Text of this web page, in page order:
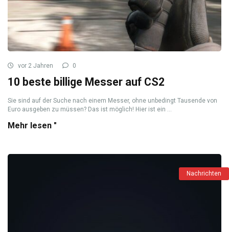
vor 2 Jahren 0
10 beste billige Messer auf CS2
Sie sind auf der Suche nach einem Messer, ohne unbedingt Tausende von
Euro ausgeben zu müssen? Das ist möglich! Hier ist ein ...
Mehr lesen "
Nachrichten